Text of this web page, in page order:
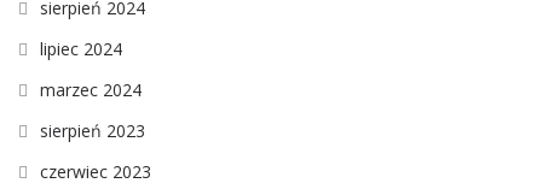
sierpień 2024
lipiec 2024
marzec 2024
sierpień 2023
czerwiec 2023